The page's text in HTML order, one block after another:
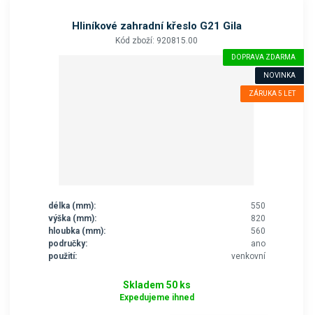
Hliníkové zahradní křeslo G21 Gila
Kód zboží: 920815.00
DOPRAVA ZDARMA
NOVINKA
ZÁRUKA 5 LET
délka (mm):
550
výška (mm):
820
hloubka (mm):
560
područky:
ano
použití:
venkovní
Skladem 50 ks
Expedujeme ihned